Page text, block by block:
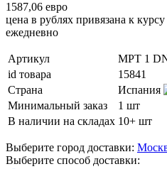
1587,06 евро
цена в рублях привязана к
ежедневно
Артикул
MPT 1
id товара
15841
Страна
Испания
Минимальный заказ
1 шт
В наличии на складах 10+ шт
Выберите город доставки:
Выберите способ доставки: